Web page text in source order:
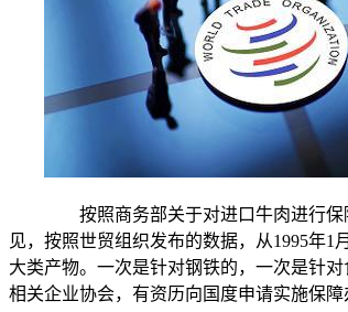
按照商务部关于对进口牛肉进行保
见，按照世贸组织发布的数据，从1995年
大类产物。一次是针对钢铁的，一次是针
相关企业协会，有资历向国度申请实施保